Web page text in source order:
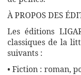
À PROPOS DES
Les éditions
classiques de la
suivants :
• Fiction : roman,